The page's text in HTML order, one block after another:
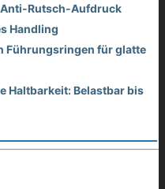
Rutsch-Aufdruck
Handling
Führungsringen für glatte
Haltbarkeit: Belastbar bis